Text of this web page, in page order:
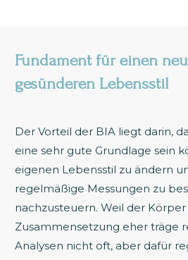
Fundament für einen
gesünderen Lebensstil
Der Vorteil der BIA liegt darin,
eine sehr gute Grundlage sein
eigenen Lebensstil zu ändern
regelmäßige Messungen zu
nachzusteuern. Weil der Körper
Zusammensetzung eher träge
Analysen nicht oft, aber dafür